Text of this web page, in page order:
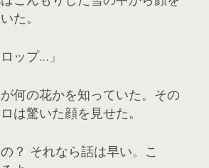
た。
ップ…」
何の花かを知っていた。その
は驚いた顔を見せた。
の？ それなら話は早い。こ